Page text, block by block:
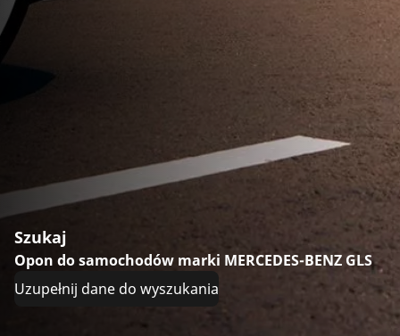
Szukaj
Opon do samochodów marki MERCEDES-BENZ GLS
Uzupełnij dane do wyszukania